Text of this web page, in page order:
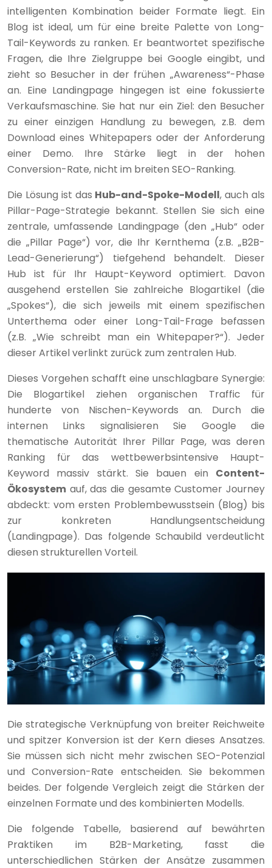
intelligenten Kombination beider Formate liegt. Ein
Blog ist ideal, um für eine breite Palette von Long-
Tail-Keywords zu ranken. Er beantwortet spezifische
Fragen, die Ihre Zielgruppe bei Google eingibt, und
zieht so Besucher in der frühen „Awareness“-Phase
an. Eine Landingpage hingegen ist eine fokussierte
Verkaufsmaschine. Sie hat nur ein Ziel: den Besucher
zu einer einzigen Handlung zu bewegen, z.B. dem
Download eines Whitepapers oder der Anforderung
einer Demo. Ihre Stärke liegt in der hohen
Conversion-Rate, nicht im breiten SEO-Ranking.
Die Lösung ist das Hub-and-Spoke-Modell, auch als
Pillar-Page-Strategie bekannt. Stellen Sie sich eine
zentrale, umfassende Landingpage (den „Hub“ oder
die „Pillar Page“) vor, die Ihr Kernthema (z.B. „B2B-
Lead-Generierung“) tiefgehend behandelt. Dieser
Hub ist für Ihr Haupt-Keyword optimiert. Davon
ausgehend erstellen Sie zahlreiche Blogartikel (die
„Spokes“), die sich jeweils mit einem spezifischen
Unterthema oder einer Long-Tail-Frage befassen
(z.B. „Wie schreibt man ein Whitepaper?“). Jeder
dieser Artikel verlinkt zurück zum zentralen Hub.
Dieses Vorgehen schafft eine unschlagbare Synergie:
Die Blogartikel ziehen organischen Traffic für
hunderte von Nischen-Keywords an. Durch die
internen Links signalisieren Sie Google die
thematische Autorität Ihrer Pillar Page, was deren
Ranking für das wettbewerbsintensive Haupt-
Keyword massiv stärkt. Sie bauen ein Content-
Ökosystem auf, das die gesamte Customer Journey
abdeckt: vom ersten Problembewusstsein (Blog) bis
zur konkreten Handlungsentscheidung
(Landingpage). Das folgende Schaubild verdeutlicht
diesen strukturellen Vorteil.
Die strategische Verknüpfung von breiter Reichweite
und spitzer Konversion ist der Kern dieses Ansatzes.
Sie müssen sich nicht mehr zwischen SEO-Potenzial
und Conversion-Rate entscheiden. Sie bekommen
beides. Der folgende Vergleich zeigt die Stärken der
einzelnen Formate und des kombinierten Modells.
Die folgende Tabelle, basierend auf bewährten
Praktiken im B2B-Marketing, fasst die
unterschiedlichen Stärken der Ansätze zusammen